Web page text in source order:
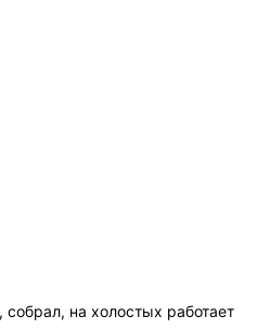
на холостых работает